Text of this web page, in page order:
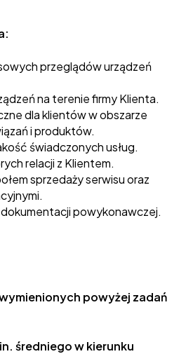
przeglądów urządzeń
na terenie firmy Klienta.
dla klientów w obszarze
i produktów.
świadczonych usług.
relacji z Klientem.
sprzedaży serwisu oraz
powykonawczej.
powyżej zadań
średniego w kierunku